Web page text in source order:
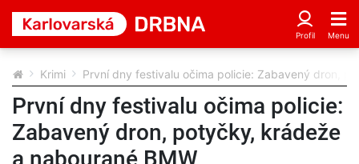
Krimi První dny festivalu očima policie: Zabavený dron,
První dny festivalu očima policie:
Zabavený dron, potyčky, krádeže